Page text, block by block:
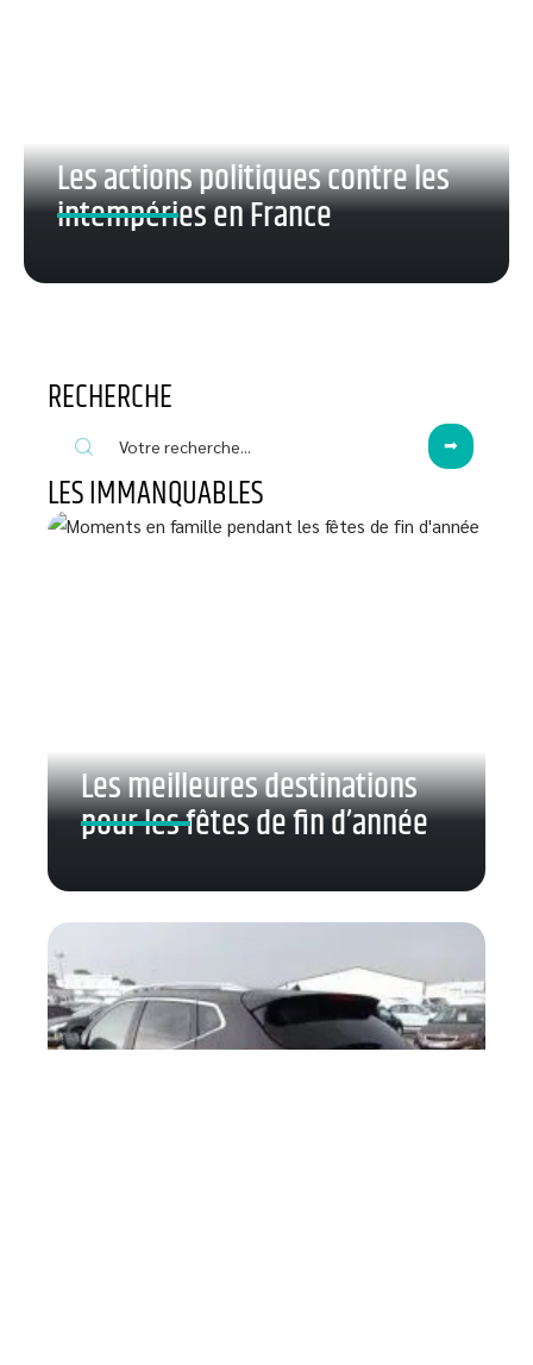
Les actions politiques contre les
intempéries en France
RECHERCHE
LES IMMANQUABLES
Les meilleures destinations
pour les fêtes de fin d’année